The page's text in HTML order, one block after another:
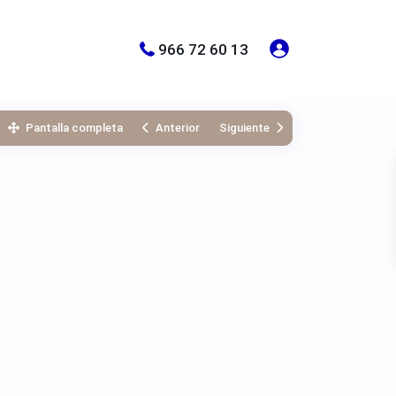
966 72 60 13
Pantalla completa Anterior Siguiente